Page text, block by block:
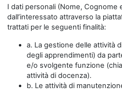
I dati personali (Nome, Cognome
dall’interessato attraverso la
trattati per le seguenti finalità:
a. La gestione delle attività
degli apprendimenti) da
e/o svolgente funzione
attività di docenza).
b. Le attività di